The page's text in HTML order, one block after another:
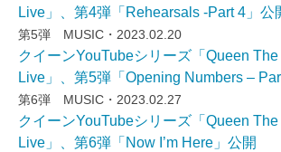
Live」、第4弾「Rehearsals -Part 4」公
第5弾 MUSIC・2023.02.20
クイーンYouTubeシリーズ「Queen
Live」、第5弾「Opening Numbers –
第6弾 MUSIC・2023.02.27
クイーンYouTubeシリーズ「Queen
Live」、第6弾「Now I’m Here」公開